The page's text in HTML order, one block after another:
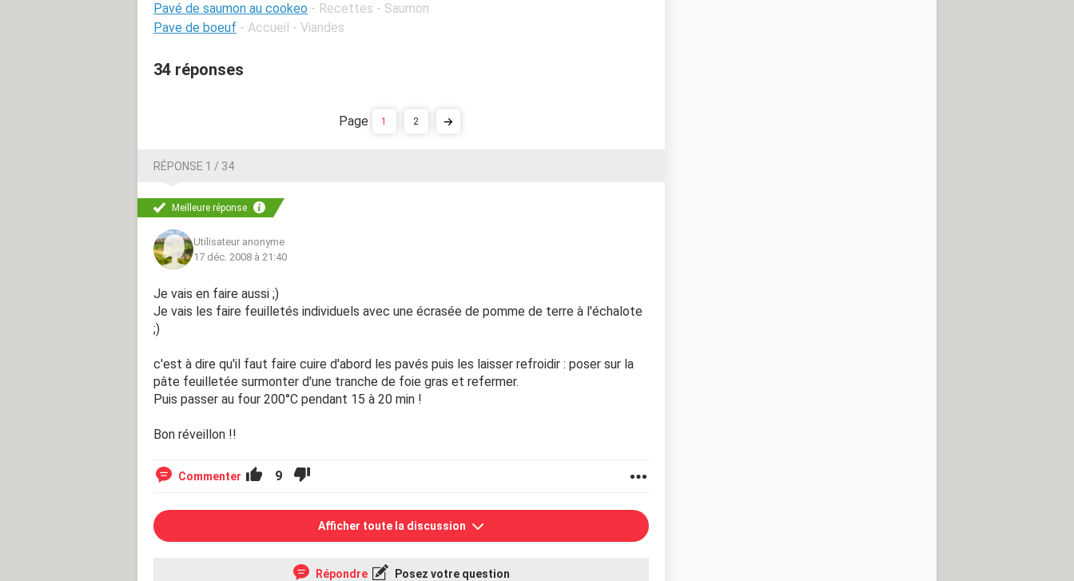
Pavé de saumon au cookeo - Recettes - Saumon
Pave de boeuf - Accueil - Viandes
34 réponses
1 2
RÉPONSE 1 / 34
Meilleure réponse
Utilisateur anonyme
17 déc. 2008 à 21:40
Je vais en faire aussi ;)
Je vais les faire feuilletés individuels avec une écrasée de pomme de terre à l'échalote
;)
c'est à dire qu'il faut faire cuire d'abord les pavés puis les laisser refroidir : poser sur la
pâte feuilletée surmonter d'une tranche de foie gras et refermer.
Puis passer au four 200°C pendant 15 à 20 min !
Bon réveillon !!
Commenter 9
Afficher toute la discussion
Répondre Posez votre question